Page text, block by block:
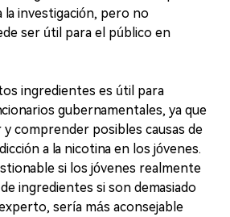
investigación, pero no
ser útil para el público en
ingredientes es útil para
gubernamentales, ya que
comprender posibles causas de
a la nicotina en los jóvenes.
si los jóvenes realmente
ingredientes si son demasiado
sería más aconsejable